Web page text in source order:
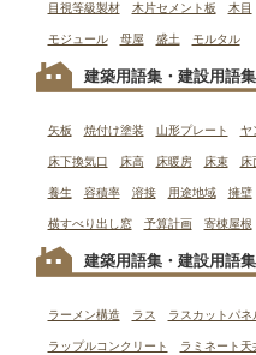
目視等級製材 木片セメント板 木目
モジュール 母屋 盛土 モルタル
建築用語集・建設用語
矢板 焼付け塗装 山形プレート ヤ
床下換気口 床高 床暖房 床束 床
養生 容積率 溶接 用途地域 擁壁
横すべり出し窓 予算計画 寄棟屋根
建築用語集・建設用語
ラーメン構造 ラス ラスカットパネ
ラップルコンクリート ラミネート天